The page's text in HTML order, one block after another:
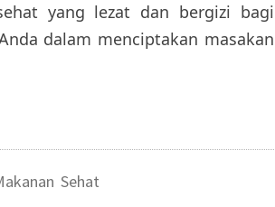
yang lezat dan bergizi bagi
dalam menciptakan masakan
Sehat